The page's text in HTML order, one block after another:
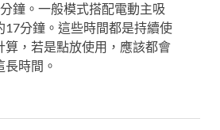
鐘。一般模式搭配電動主吸
17分鐘。這些時間都是持續使
算，若是點放使用，應該都會
長時間。